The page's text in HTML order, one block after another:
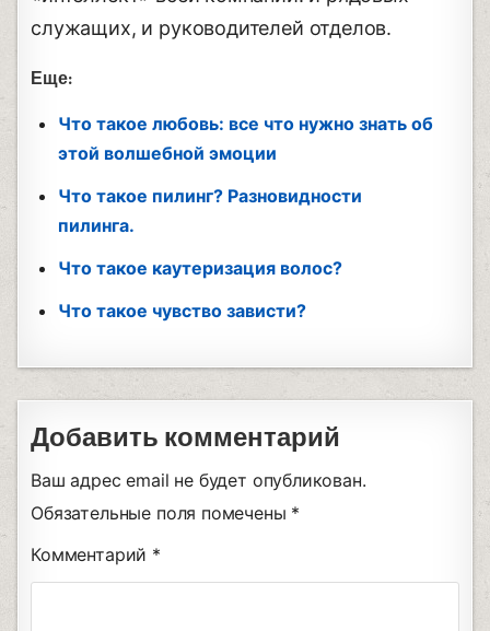
служащих, и руководителей отделов.
Еще:
Что такое любовь: все что нужно знать об
этой волшебной эмоции
Что такое пилинг? Разновидности
пилинга.
Что такое каутеризация волос?
Что такое чувство зависти?
Добавить комментарий
Ваш адрес email не будет опубликован.
Обязательные поля помечены *
Комментарий *